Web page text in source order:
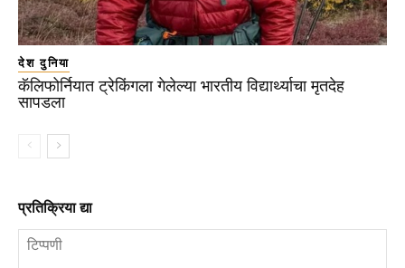
देश दुनिया
कॅलिफोर्नियात ट्रेकिंगला गेलेल्या भारतीय विद्यार्थ्याचा मृतदेह
सापडला
प्रतिक्रिया द्या